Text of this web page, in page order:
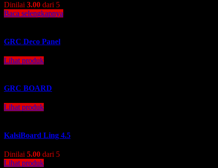
Dinilai 3.00 dari 5
Baca selengkapnya
GRC Deco Panel
Lihat produk
GRC BOARD
Lihat produk
KalsiBoard Ling 4.5
Dinilai 5.00 dari 5
Lihat produk